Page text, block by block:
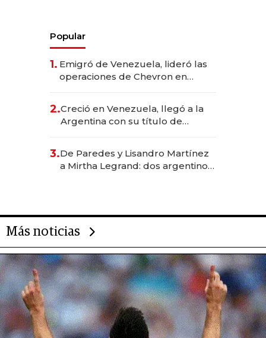
Popular
1. Emigró de Venezuela, lideró las
operaciones de Chevron en
2.Creció en Venezuela, llegó a la
Argentina con su título de
las marcas "fast premium"
3.De Paredes y Lisandro Martínez
a Mirtha Legrand: dos argentinos
Más noticias